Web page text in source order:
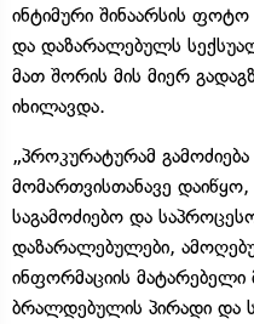
ინტიმური შინაარსის
და დაზარალებულს
მათ შორის მის მიერ
იხილავდა.
„პროკურატურამ
მომართვისთანავე დაიწყო,
საგამოძიებო და
დაზარალებულები,
ინფორმაციის
ბრალდებულის პირადი და